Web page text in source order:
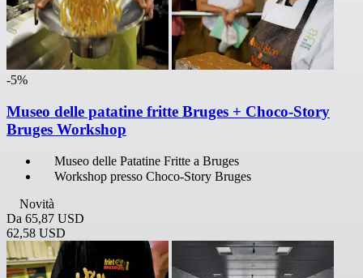
-5%
Museo delle patatine fritte Bruges + Choco-Story
Bruges Workshop
Museo delle Patatine Fritte a Bruges
Workshop presso Choco-Story Bruges
Novità
Da 65,87 USD
62,58 USD